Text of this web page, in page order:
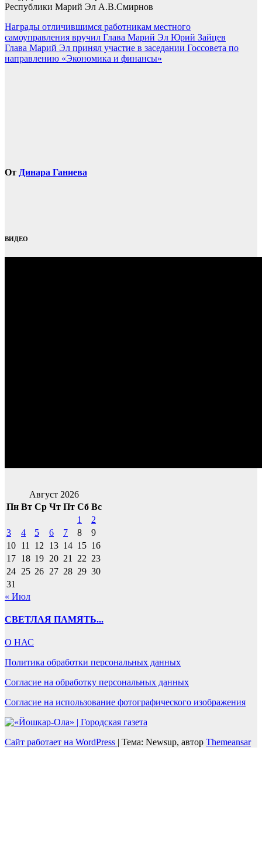
Республики Марий Эл А.В.Смирнов
Навигация
по
записям
Награды отличившимся работникам местного
самоуправления вручил Глава Марий Эл Юрий Зайцев
Глава Марий Эл принял участие в заседании Госсовета по
направлению «Экономика и финансы»
От Динара Ганиева
ВИДЕО
Август 2026
Пн Вт Ср Чт Пт Сб Вс
1
2
3
4 5 6 7 8
9
10 11 12 13 14 15 16
17 18 19 20 21 22 23
24 25 26 27 28 29 30
31
« Июл
СВЕТЛАЯ ПАМЯТЬ...
О НАС
Политика обработки персональных данных
Согласие на обработку персональных данных
Согласие на использование фотографического изображения
Сайт работает на WordPress | Тема: Newsup, автор Themeansar